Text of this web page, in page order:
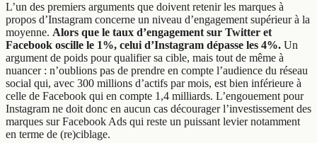
L’un des premiers arguments que doivent retenir les marques à
propos d’Instagram concerne un niveau d’engagement supérieur à la
moyenne. Alors que le taux d’engagement sur Twitter et
Facebook oscille le 1%, celui d’Instagram dépasse les 4%. Un
argument de poids pour qualifier sa cible, mais tout de même à
nuancer : n’oublions pas de prendre en compte l’audience du réseau
social qui, avec 300 millions d’actifs par mois, est bien inférieure à
celle de Facebook qui en compte 1,4 milliards. L’engouement pour
Instagram ne doit donc en aucun cas décourager l’investissement des
marques sur Facebook Ads qui reste un puissant levier notamment
en terme de (re)ciblage.